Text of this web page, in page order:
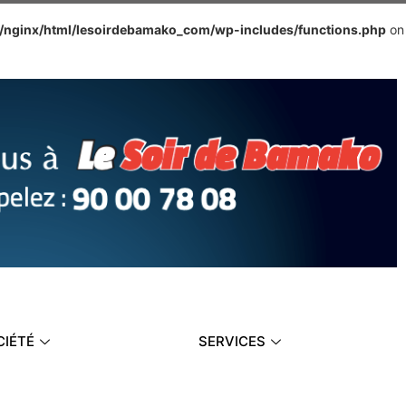
html/lesoirdebamako_com/wp-includes/functions.php on
SERVICES